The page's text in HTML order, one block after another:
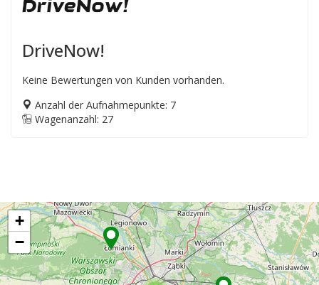
DriveNow!
Keine Bewertungen von Kunden vorhanden.
Anzahl der Aufnahmepunkte: 7
Wagenanzahl: 27
+
−